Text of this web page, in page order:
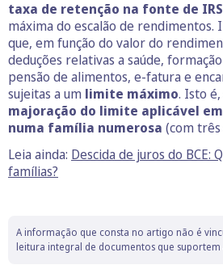
taxa de retenção na fonte de IRS
máxima do escalão de
que, em função do valor do
deduções relativas a saúde,
pensão de alimentos, e-fatura e
sujeitas a um limite máximo. Isto
majoração do limite aplicável
numa família numerosa (com
Leia ainda: Descida de juros do BCE:
famílias?
A informação que consta no artigo não é
leitura integral de documentos que suportem